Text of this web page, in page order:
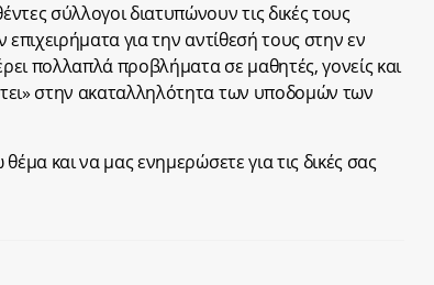
σύλλογοι διατυπώνουν τις δικές τους
για την αντίθεσή τους στην εν
πολλαπλά προβλήματα σε μαθητές, γονείς και
στην ακαταλληλότητα των υποδομών των
και να μας ενημερώσετε για τις δικές σας